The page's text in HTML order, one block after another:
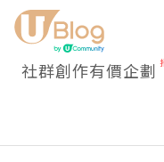
社群創作有價企劃